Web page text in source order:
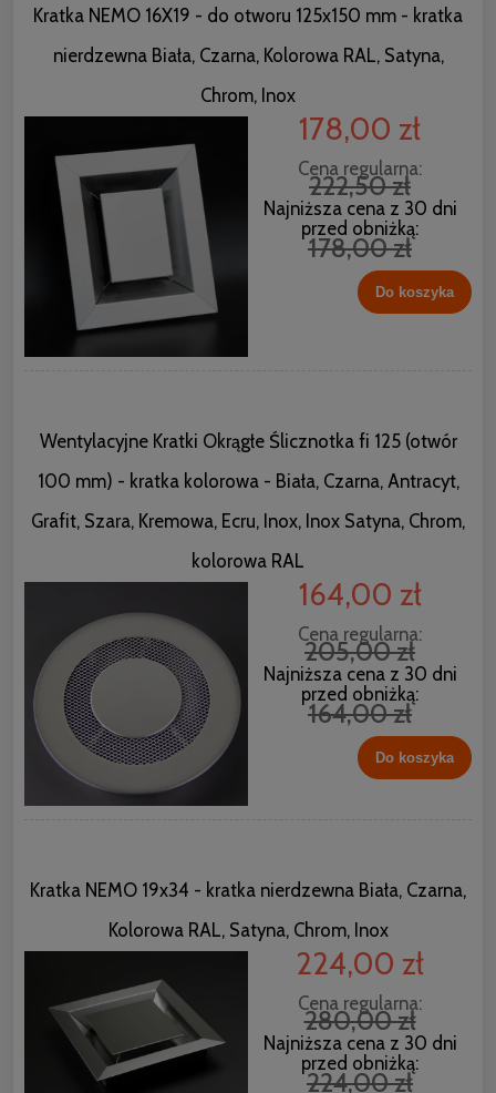
Kratka NEMO 16X19 - do otworu 125x150 mm - kratka
nierdzewna Biała, Czarna, Kolorowa RAL, Satyna,
Chrom, Inox
178,00 zł
Cena regularna:
222,50 zł
Najniższa cena z 30 dni
przed obniżką:
178,00 zł
Do koszyka
Wentylacyjne Kratki Okrągłe Ślicznotka fi 125 (otwór
100 mm) - kratka kolorowa - Biała, Czarna, Antracyt,
Grafit, Szara, Kremowa, Ecru, Inox, Inox Satyna, Chrom,
kolorowa RAL
164,00 zł
Cena regularna:
205,00 zł
Najniższa cena z 30 dni
przed obniżką:
164,00 zł
Do koszyka
Kratka NEMO 19x34 - kratka nierdzewna Biała, Czarna,
Kolorowa RAL, Satyna, Chrom, Inox
224,00 zł
Cena regularna:
280,00 zł
Najniższa cena z 30 dni
przed obniżką:
224,00 zł